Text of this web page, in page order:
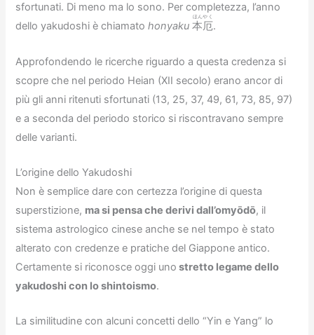
sfortunati. Di meno ma lo sono. Per completezza, l’anno
dello yakudoshi è chiamatohonyaku 本厄
ほんやく
.
Approfondendo le ricerche riguardo a questa credenza si
scopre che nel periodo Heian (XII secolo) erano ancor di
più gli anni ritenuti sfortunati (13, 25, 37, 49, 61, 73, 85, 97)
e a seconda del periodo storico si riscontravano sempre
delle varianti.
L’origine dello Yakudoshi
Non è semplice dare con certezza l’origine di questa
superstizione, ma si pensa che derivi dall’omyōdō, il
sistema astrologico cinese anche se nel tempo è stato
alterato con credenze e pratiche del Giappone antico.
Certamente si riconosce oggi uno stretto legame dello
yakudoshi con lo shintoismo.
La similitudine con alcuni concetti dello “Yin e Yang” lo